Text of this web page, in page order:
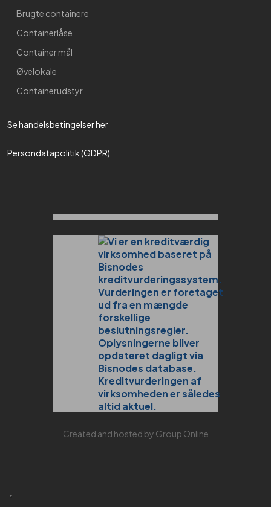
Brugte containere
Containerlåse
Container mål
Øvelokale
Containerudstyr
Se handelsbetingelser her​
Persondatapolitik (GDPR)
Created and hosted by Group Online